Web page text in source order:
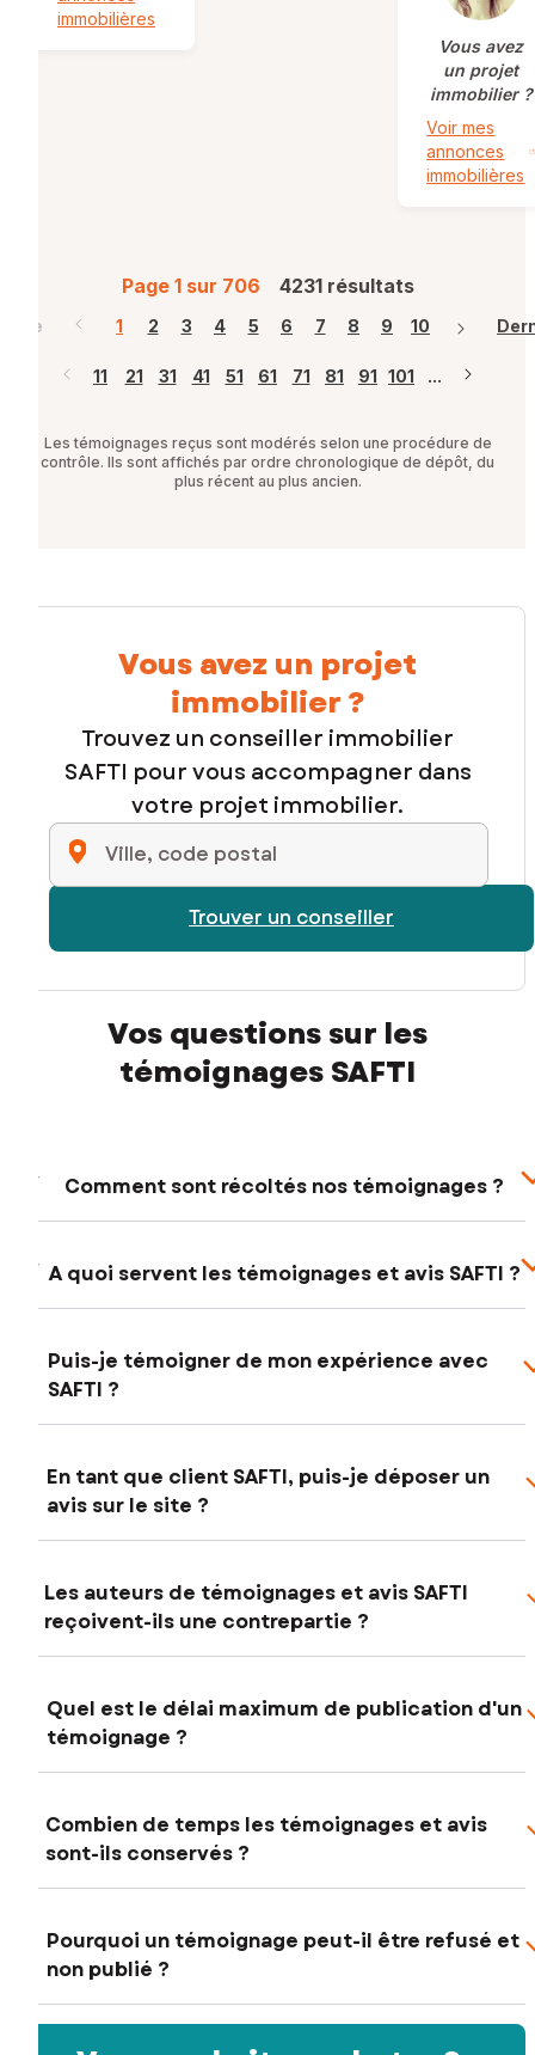
immobilières
Vous avez
un projet
immobilier ?
Voir mes
annonces
immobilières
Page 1 sur 706 4231 résultats
1 2 3 4 5 6 7 8 9 10
11 21 31 41 51 61 71 81 91 101 ...
Les témoignages reçus sont modérés selon une procédure de
contrôle. Ils sont affichés par ordre chronologique de dépôt, du
plus récent au plus ancien.
Vous avez un projet
immobilier ?
Trouvez un conseiller immobilier
SAFTI pour vous accompagner dans
votre projet immobilier.
Ville, code postal
Trouver un conseiller
Vos questions sur les
témoignages SAFTI
Comment sont récoltés nos témoignages ?
A quoi servent les témoignages et avis SAFTI ?
Puis-je témoigner de mon expérience avec
SAFTI ?
En tant que client SAFTI, puis-je déposer un
avis sur le site ?
Les auteurs de témoignages et avis SAFTI
reçoivent-ils une contrepartie ?
Quel est le délai maximum de publication d'un
témoignage ?
Combien de temps les témoignages et avis
sont-ils conservés ?
Pourquoi un témoignage peut-il être refusé et
non publié ?